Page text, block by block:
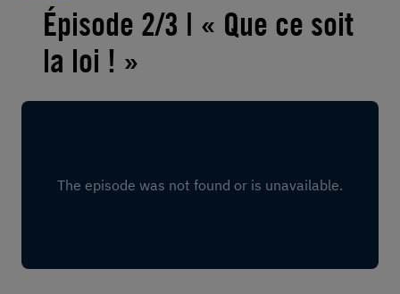
Épisode 2/3 | « Que ce soit
la loi ! »